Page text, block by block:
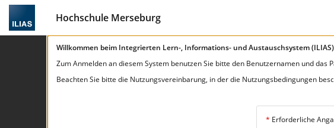
Hochschule Merseburg
Willkommen beim Integrierten Lern-, Informations- undAustauschsystem
Zum Anmelden an diesem System benutzen Sie bitte den Benutzernamen und
Beachten Sie bitte die Nutzungsvereinbarung, in der die Nutzungsbedingungen
* Erforderliche